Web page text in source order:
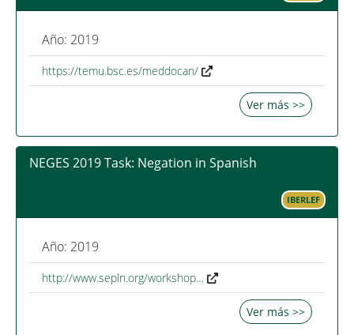
Año: 2019
https://temu.bsc.es/meddocan/
Ver más >>
NEGES 2019 Task: Negation in Spanish
IBERLEF
Año: 2019
http://www.sepln.org/workshop…
Ver más >>